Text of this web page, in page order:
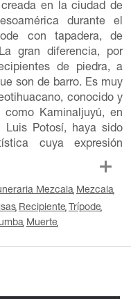
en la ciudad de
durante el
con tapadera, de
gran diferencia, por
de piedra, a
son de barro. Es muy
conocido y
Kaminaljuyú, en
Luis Potosí, haya sido
cuya expresión
Mezcala Mezcala
Recipiente Trípode
Muerte